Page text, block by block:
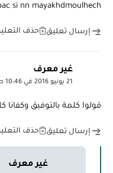
si nn mayakhdmoulhech
إرسال تعليق حذف
غير معرف
21 يونيو 2016 في 10:46 ص
قولوا كلمة بالتوفيق وكفانا
إرسال تعليق حذف
غير معرف